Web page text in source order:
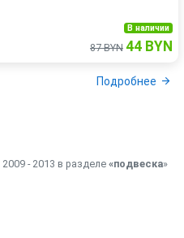
В наличии
87 BYN 44 BYN
Подробнее
2009 - 2013 в разделе «подвеска»